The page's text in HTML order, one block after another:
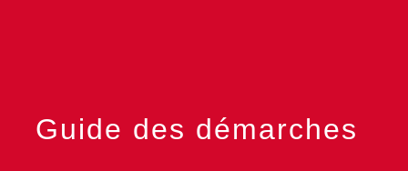
Guide des démarches